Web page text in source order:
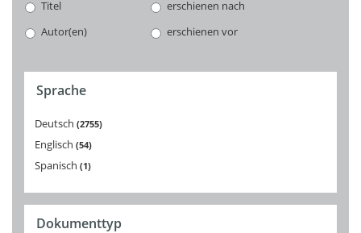
Titel
erschienen nach
Autor(en)
erschienen vor
Sprache
Deutsch 2755
Englisch 54
Spanisch 1
Dokumenttyp